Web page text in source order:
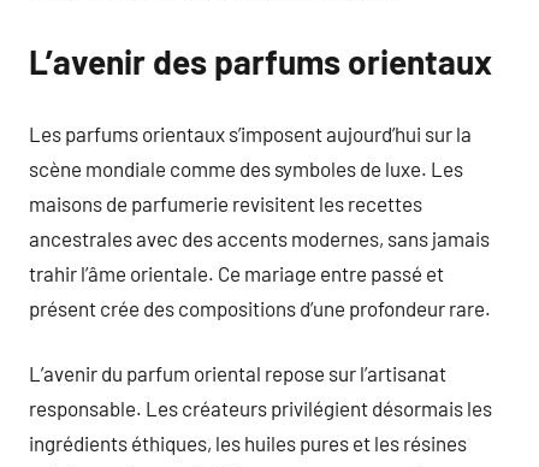
L’avenir des parfums orientaux
Les parfums orientaux s’imposent aujourd’hui sur la
scène mondiale comme des symboles de luxe. Les
maisons de parfumerie revisitent les recettes
ancestrales avec des accents modernes, sans jamais
trahir l’âme orientale. Ce mariage entre passé et
présent crée des compositions d’une profondeur rare.
L’avenir du parfum oriental repose sur l’artisanat
responsable. Les créateurs privilégient désormais les
ingrédients éthiques, les huiles pures et les résines